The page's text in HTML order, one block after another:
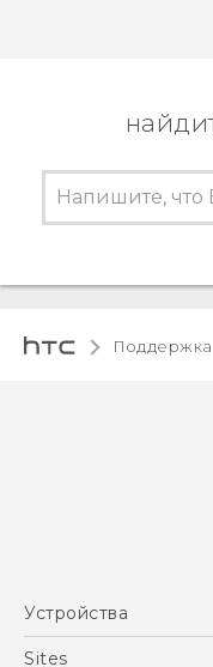
Поддержка
Устройства
5G
Sites